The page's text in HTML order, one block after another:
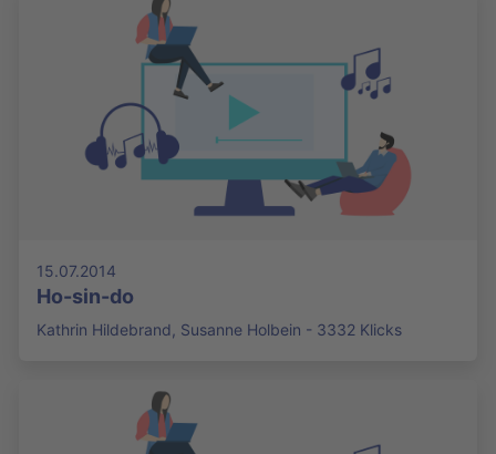
15.07.2014
Ho-sin-do
Kathrin Hildebrand, Susanne Holbein - 3332 Klicks